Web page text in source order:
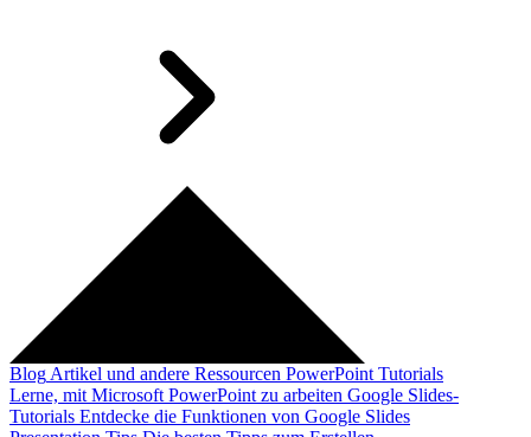
Blog Artikel und andere Ressourcen PowerPoint Tutorials
Lerne, mit Microsoft PowerPoint zu arbeiten Google Slides-
Tutorials Entdecke die Funktionen von Google Slides